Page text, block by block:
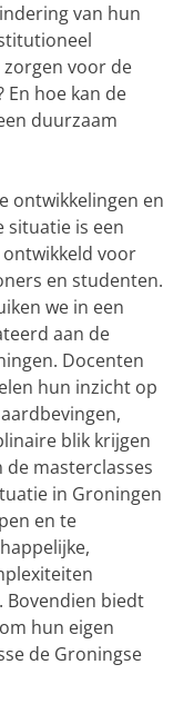
van hun
voor de
hoe kan de
duurzaam
ontwikkelingen en
situatie is een
voor
en studenten.
we in een
aan de
Docenten
hun inzicht op
blik krijgen
masterclasses
in Groningen
en te
Bovendien biedt
hun eigen
de Groningse